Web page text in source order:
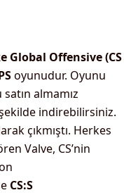
Global Offensive (CS
oyunudur. Oyunu
almamız
indirebilirsiniz.
çıkmıştı. Herkes
Valve, CS’nin
CS:S